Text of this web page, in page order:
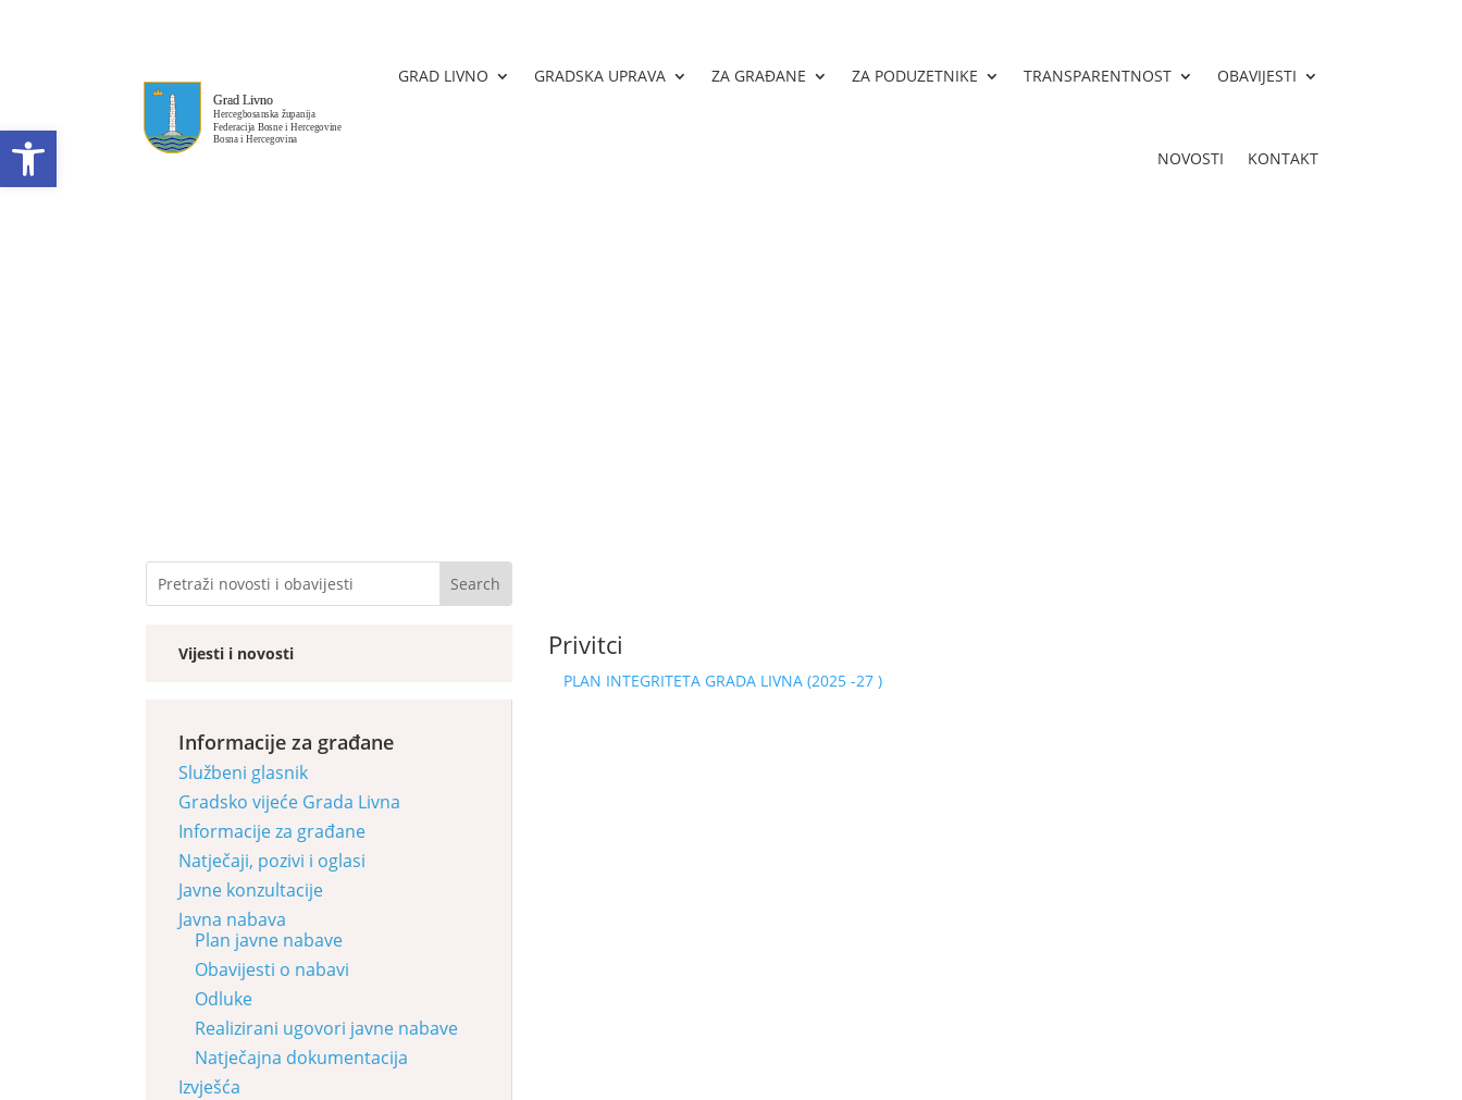
Open toolbar
GRAD LIVNO GRADSKA UPRAVA ZA GRAĐANE ZA PODUZETNIKE TRANSPARENTNOST OBAVIJESTI
NOVOSTI KONTAKT
Vijesti i novosti
Informacije za građane
Službeni glasnik
Gradsko vijeće Grada Livna
Informacije za građane
Natječaji, pozivi i oglasi
Javne konzultacije
Javna nabava
Plan javne nabave
Obavijesti o nabavi
Odluke
Realizirani ugovori javne nabave
Natječajna dokumentacija
Izvješća
Privitci
PLAN INTEGRITETA GRADA LIVNA (2025 -27 )